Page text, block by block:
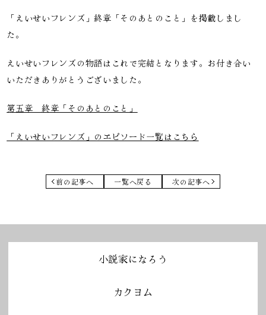
「えいせいフレンズ」終章「そのあとのこと」を掲載しまし
た。
えいせいフレンズの物語はこれで完結となります。お付き合い
いただきありがとうございました。
第五章 終章「そのあとのこと」
「えいせいフレンズ」のエピソード一覧はこちら
前の記事へ 一覧へ戻る 次の記事へ
小説家になろう
カクヨム